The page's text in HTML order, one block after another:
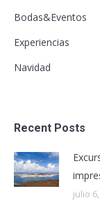
Bodas&Eventos
Experiencias
Navidad
Recent Posts
julio